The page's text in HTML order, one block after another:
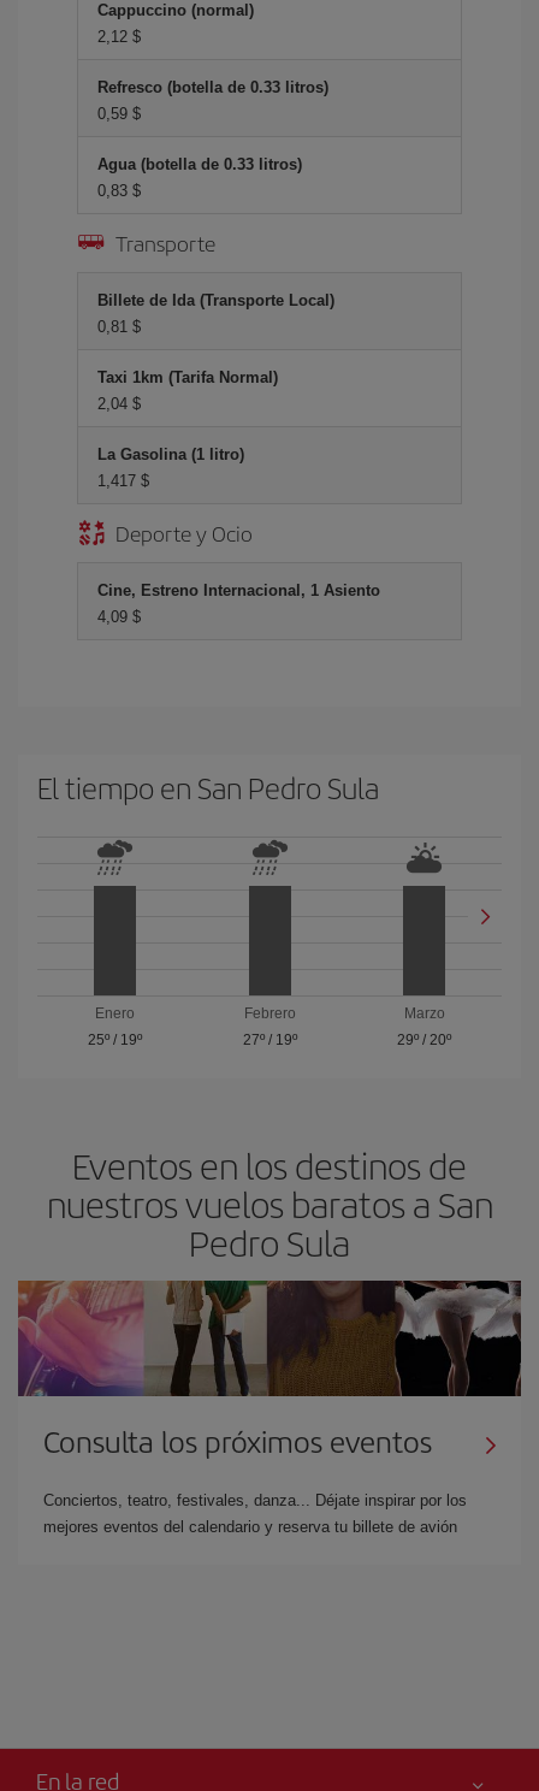
Cappuccino (normal)
2,12 $
Refresco (botella de 0.33 litros)
0,59 $
Agua (botella de 0.33 litros)
0,83 $
Transporte
Billete de Ida (Transporte Local)
0,81 $
Taxi 1km (Tarifa Normal)
2,04 $
La Gasolina (1 litro)
1,417 $
Deporte y Ocio
Cine, Estreno Internacional, 1 Asiento
4,09 $
El tiempo en San Pedro Sula
Enero
25º/ 19º
Febrero
27º/ 19º
Marzo
29º /20º
Eventos en los destinos de
nuestros vuelos baratos a San
Pedro Sula
Consulta los próximos eventos
Conciertos, teatro, festivales, danza... Déjate inspirar por los
mejores eventos del calendario y reserva tu billete de avión
En la red